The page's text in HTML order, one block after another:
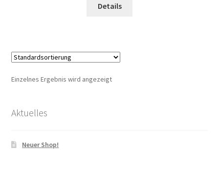
Details
Einzelnes Ergebnis wird angezeigt
Aktuelles
Neuer Shop!